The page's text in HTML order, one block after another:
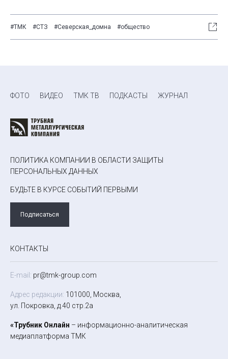
#ТМК #СТЗ #Северская_домна #общество
ФОТО ВИДЕО ТМК ТВ ПОДКАСТЫ ЖУРНАЛ
ПОЛИТИКА КОМПАНИИ В ОБЛАСТИ ЗАЩИТЫ
ПЕРСОНАЛЬНЫХ ДАННЫХ
БУДЬТЕ В КУРСЕ СОБЫТИЙ ПЕРВЫМИ
Подписаться
КОНТАКТЫ
E-mail: pr@tmk-group.com
Адрес редакции: 101000, Москва,
ул. Покровка, д.40 стр.2а
«Трубник Онлайн – информационно-аналитическая
медиаплатформа ТМК